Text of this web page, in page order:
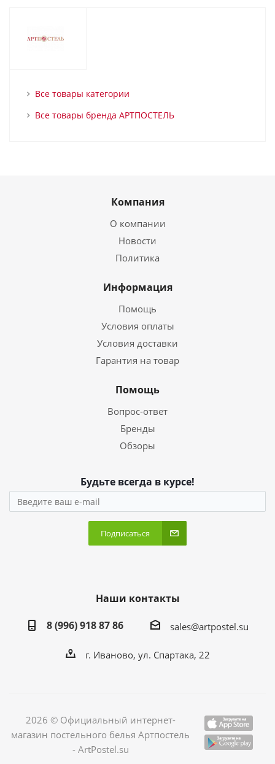
Все товары категории
Все товары бренда АРТПОСТЕЛЬ
Компания
О компании
Новости
Политика
Информация
Помощь
Условия оплаты
Условия доставки
Гарантия на товар
Помощь
Вопрос-ответ
Бренды
Обзоры
Будьте всегда в курсе!
Подписаться
Наши контакты
8 (996) 918 87 86
sales@artpostel.su
г. Иваново, ул. Спартака, 22
2026 © Официальный интернет-
магазин постельного белья Артпостель
- ArtPostel.su